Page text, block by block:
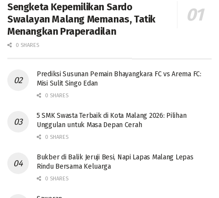
Sengketa Kepemilikan Sardo
Swalayan Malang Memanas, Tatik
Menangkan Praperadilan
0 SHARES
Prediksi Susunan Pemain Bhayangkara FC vs Arema FC:
Misi Sulit Singo Edan
0 SHARES
5 SMK Swasta Terbaik di Kota Malang 2026: Pilihan
Unggulan untuk Masa Depan Cerah
0 SHARES
Bukber di Balik Jeruji Besi, Napi Lapas Malang Lepas
Rindu Bersama Keluarga
0 SHARES